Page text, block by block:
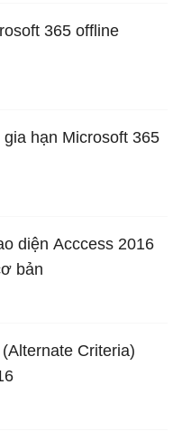
365 offline
hạn Microsoft 365
diện Acccess 2016
bản
Criteria)